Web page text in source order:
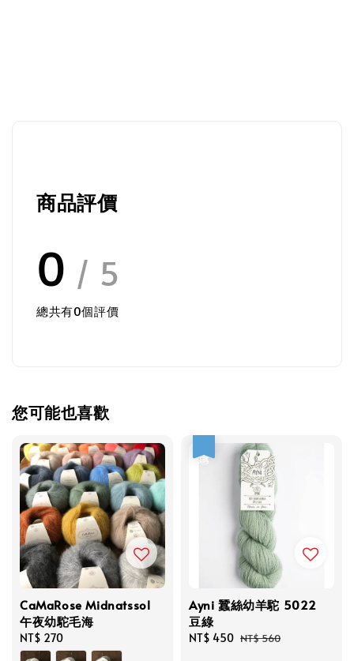
商品評價
0 / 5
總共有0個評價
您可能也喜歡
CaMaRose Midnatssol
午夜幼駝毛海
Regular
price
NT$ 270
Ayni 蠶絲幼羊駝 5022
豆綠
Sale
NT$ 450 Regular
NT$ 560